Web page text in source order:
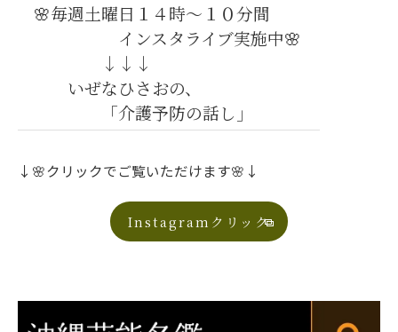
🌸毎週土曜日１４時～１０分間
インスタライブ実施中🌸
↓↓↓
いぜなひさおの、
「介護予防の話し」
↓🌸クリックでご覧いただけます🌸↓
Instagramクリック